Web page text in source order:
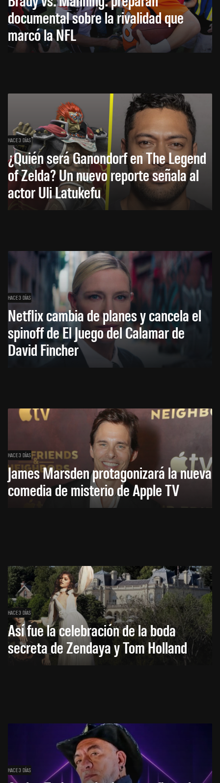
documental sobre la rivalidad que
marcó la NFL
HACE 3 DÍAS
¿Quién será Ganondorf en The Legend
of Zelda? Un nuevo reporte señala al
actor Uli Latukefu
HACE 3 DÍAS
Netflix cambia de planes y cancela el
spinoff de El Juego del Calamar de
David Fincher
HACE 3 DÍAS
James Marsden protagonizará la nueva
comedia de misterio de Apple TV
HACE 3 DÍAS
Así fue la celebración de la boda
secreta de Zendaya y Tom Holland
HACE 3 DÍAS